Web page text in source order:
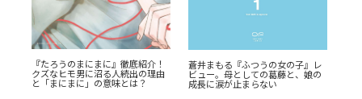
『たろうのまにまに』徹底紹介！
クズなヒモ男に沼る人続出の理由
と「まにまに」の意味とは？
蒼井まもる『ふつうの女の子』レ
ビュー。母としての葛藤と、娘の
成長に涙が止まらない